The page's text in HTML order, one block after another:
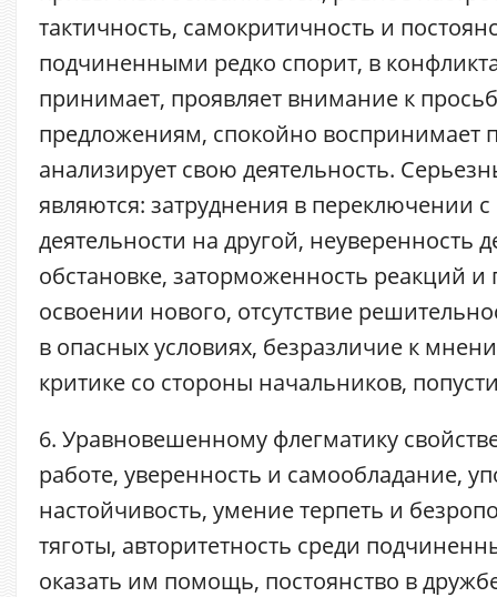
тактичность, самокритичность и
подчиненными редко спорит, в
принимает, проявляет внимание к
предложениям, спокойно воспринимает
анализирует свою деятельность.
являются: затруднения в переключении
деятельности на другой, неуверенность
обстановке, заторможенность реакций и
освоении нового, отсутствие
в опасных условиях, безразличие к
критике со стороны начальников,
6. Уравновешенному флегматику
работе, уверенность и самообладание,
настойчивость, умение терпеть и
тяготы, авторитетность среди
оказать им помощь, постоянство в